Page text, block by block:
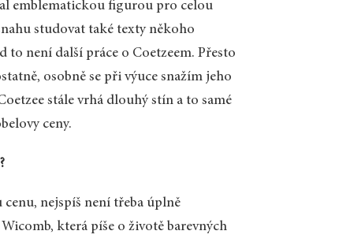
emblematickou figurou pro celou
studovat také texty někoho
to není další práce o Coetzeem. Přesto
osobně se při výuce snažím jeho
stále vrhá dlouhý stín a to samé
ceny.
nejspíš není třeba úplně
která píše o životě barevných